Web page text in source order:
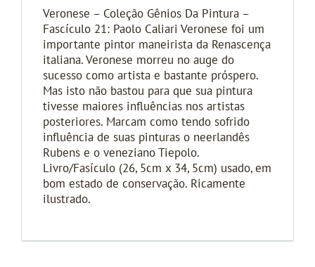
Veronese – Coleção Gênios Da Pintura –
Fascículo 21: Paolo Caliari Veronese foi um
importante pintor maneirista da Renascença
italiana. Veronese morreu no auge do
sucesso como artista e bastante próspero.
Mas isto não bastou para que sua pintura
tivesse maiores influências nos artistas
posteriores. Marcam como tendo sofrido
influência de suas pinturas o neerlandês
Rubens e o veneziano Tiepolo.
Livro/Fasículo (26, 5cm x 34, 5cm) usado, em
bom estado de conservação. Ricamente
ilustrado.